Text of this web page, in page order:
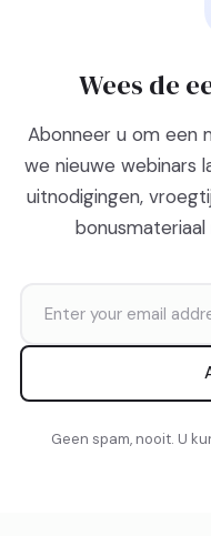
Wees de
Abonneer u om een
we nieuwe webinars
uitnodigingen,
Geen spam, nooit. U